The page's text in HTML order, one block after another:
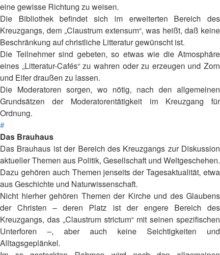
eine gewisse Richtung zu weisen.
Die Bibliothek befindet sich im erweiterten Bereich des
Kreuzgangs, dem „Claustrum extensum“, was heißt, daß keine
Beschränkung auf christliche Litteratur gewünscht ist.
Die Teilnehmer sind gebeten, so etwas wie die Atmosphäre
eines „Litteratur-Cafés“ zu wahren oder zu erzeugen und Zorn
und Eifer draußen zu lassen.
Die Moderatoren sorgen, wo nötig, nach den allgemeinen
Grundsätzen der Moderatorentätigkeit im Kreuzgang für
Ordnung.
#
Das Brauhaus
Das Brauhaus ist der Bereich des Kreuzgangs zur Diskussion
aktueller Themen aus Politik, Gesellschaft und Weltgeschehen.
Dazu gehören auch Themen jenseits der Tagesaktualität, etwa
aus Geschichte und Naturwissenschaft.
Nicht hierher gehören Themen der Kirche und des Glaubens
der Christen – deren Platz ist der engere Bereich des
Kreuzgangs, das „Claustrum strictum“ mit seinen spezifischen
Unterforen –, aber auch keine Seichtigkeiten und
Alltagsgeplänkel.